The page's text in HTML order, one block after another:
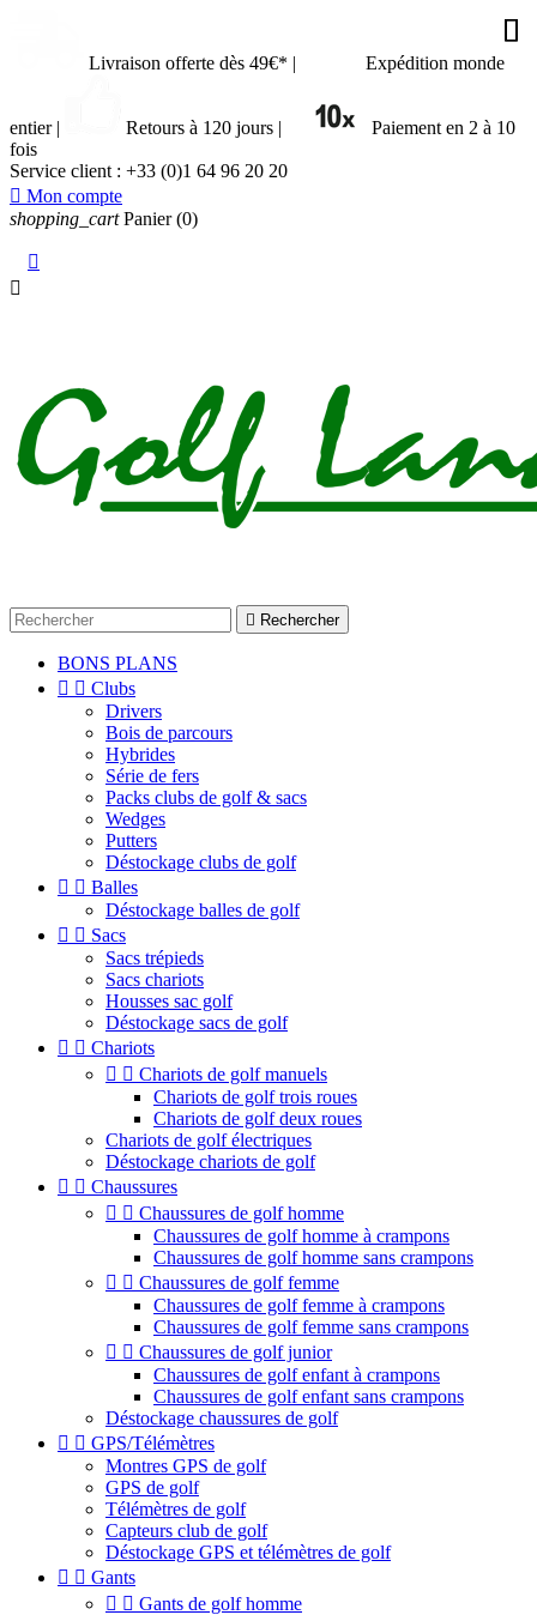
Livraison offerte dès 49€* | Expédition monde
entier | Retours à 120 jours |
Paiement en 2 à 10
fois
Service client : +33 (0)1 64 96 20 20
 Mon compte
shopping_cart Panier (0)


 Rechercher
BONS PLANS
  Clubs
Drivers
Bois de parcours
Hybrides
Série de fers
Packs clubs de golf & sacs
Wedges
Putters
Déstockage clubs de golf
  Balles
Déstockage balles de golf
  Sacs
Sacs trépieds
Sacs chariots
Housses sac golf
Déstockage sacs de golf
  Chariots
  Chariots de golf manuels
Chariots de golf trois roues
Chariots de golf deux roues
Chariots de golf électriques
Déstockage chariots de golf
  Chaussures
  Chaussures de golf homme
Chaussures de golf homme à crampons
Chaussures de golf homme sans crampons
  Chaussures de golf femme
Chaussures de golf femme à crampons
Chaussures de golf femme sans crampons
  Chaussures de golf junior
Chaussures de golf enfant à crampons
Chaussures de golf enfant sans crampons
Déstockage chaussures de golf
  GPS/Télémètres
Montres GPS de golf
GPS de golf
Télémètres de golf
Capteurs club de golf
Déstockage GPS et télémètres de golf
  Gants
  Gants de golf homme
















